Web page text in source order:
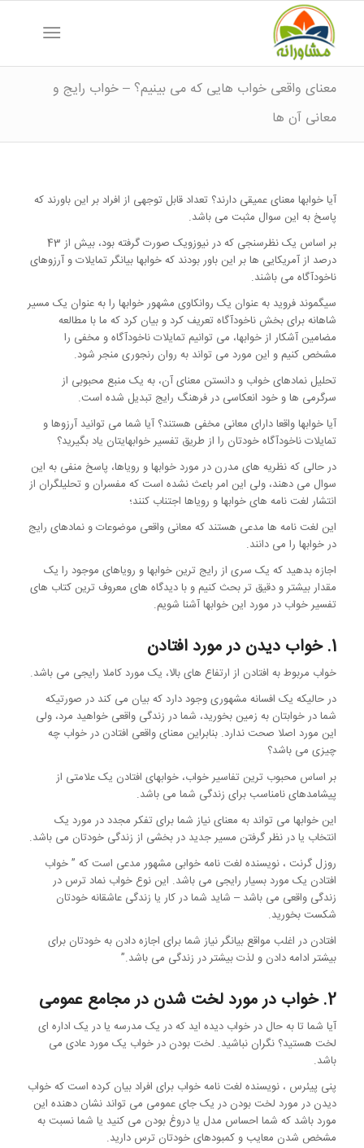
معنای واقعی خواب هایی که می بینیم؟ – خواب رایج و
معانی آن ها
آیا خوابها معنای عمیقی دارند؟ تعداد قابل توجهی از افراد بر این باورند که
پاسخ به این سوال مثبت می باشد.
بر اساس یک نظرسنجی که در نیوزویک صورت گرفته بود، بیش از 43
درصد از آمریکایی ها بر این باور بودند که خوابها بیانگر تمایلات و آرزوهای
ناخودآگاه می باشند.
سیگموند فروید به عنوان یک روانکاوی مشهور خوابها را به عنوان یک مسیر
شاهانه برای بخش ناخودآگاه تعریف کرد و بیان کرد که ما با مطالعه
مضامین آشکار از خوابها، می توانیم تمایلات ناخودآگاه و مخفی را
مشخص کنیم و این مورد می تواند به روان رنجوری منجر شود.
تحلیل نمادهای خواب و دانستن معنای آن، به یک منبع محبوبی از
سرگرمی ها و خود انعکاسی در فرهنگ رایج تبدیل شده است.
آیا خوابها واقعا دارای معانی مخفی هستند؟ آیا شما می توانید آرزوها و
تمایلات ناخودآگاه خودتان را از طریق تفسیر خوابهایتان یاد بگیرید؟
در حالی که نظریه های مدرن در مورد خوابها و رویاها، پاسخ منفی به این
سوال می دهند، ولی این امر باعث نشده است که مفسران و تحلیلگران از
انتشار لغت نامه های خوابها و رویاها اجتناب کنند؛
این لغت نامه ها مدعی هستند که معانی واقعی موضوعات و نمادهای رایج
در خوابها را می دانند.
اجازه بدهید که یک سری از رایج ترین خوابها و رویاهای موجود را یک
مقدار بیشتر و دقیق تر بحث کنیم و با دیدگاه های معروف ترین کتاب های
تفسیر خواب در مورد این خوابها آشنا شویم.
1. خواب دیدن در مورد افتادن
خواب مربوط به افتادن از ارتفاع های بالا، یک مورد کاملا رایجی می باشد.
در حالیکه یک افسانه مشهوری وجود دارد که بیان می کند در صورتیکه
شما در خوابتان به زمین بخورید، شما در زندگی واقعی خواهید مرد، ولی
این مورد اصلا صحت ندارد. بنابراین معنای واقعی افتادن در خواب چه
چیزی می باشد؟
بر اساس محبوب ترین تفاسیر خواب، خوابهای افتادن یک علامتی از
پیشامدهای نامناسب برای زندگی شما می باشد.
این خوابها می تواند به معنای نیاز شما برای تفکر مجدد در مورد یک
انتخاب یا در نظر گرفتن مسیر جدید در بخشی از زندگی خودتان می باشد.
روزل گرنت ، نویسنده لغت نامه خوابی مشهور مدعی است که ” خواب
افتادن یک مورد بسیار رایجی می باشد. این نوع خواب نماد ترس در
زندگی واقعی می باشد – شاید شما در کار یا زندگی عاشقانه خودتان
شکست بخورید.
افتادن در اغلب مواقع بیانگر نیاز شما برای اجازه دادن به خودتان برای
بیشتر ادامه دادن و لذت بیشتر در زندگی می باشد.”
2. خواب در مورد لخت شدن در مجامع عمومی
آیا شما تا به حال در خواب دیده اید که در یک مدرسه یا در یک اداره ای
لخت هستید؟ نگران نباشید. لخت بودن در خواب یک مورد عادی می
باشد.
پنی پیئرس ، نویسنده لغت نامه خواب برای افراد بیان کرده است که خواب
دیدن در مورد لخت بودن در یک جای عمومی می تواند نشان دهنده این
مورد باشد که شما احساس مدل یا دروغ بودن می کنید یا شما نسبت به
مشخص شدن معایب و کمبودهای خودتان ترس دارید.